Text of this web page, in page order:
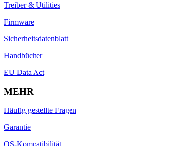
Treiber & Utilities
Firmware
Sicherheitsdatenblatt
Handbücher
EU Data Act
MEHR
Häufig gestellte Fragen
Garantie
OS-Kompatibilität